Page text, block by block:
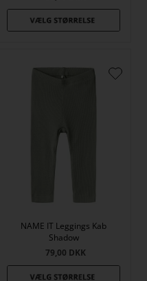
NAME IT Leggings Kab
Shadow
79,00 DKK